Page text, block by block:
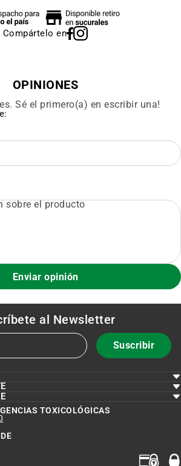
Compártelo en
OPINIONES
Sé el primero(a) en escribir una!
Enviar opinión
al Newsletter
Suscribir
TOXICOLÓGICAS